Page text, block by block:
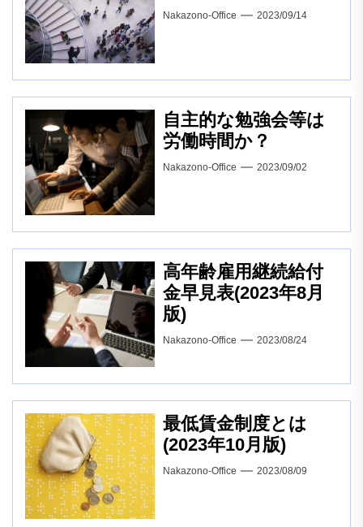
Nakazono-Office 2023/09/14
自主的な勉強会等は
労働時間か？
Nakazono-Office 2023/09/02
高年齢雇用継続給付
金早見表(2023年8月
版)
Nakazono-Office 2023/08/24
最低賃金制度とは
(2023年10月版)
Nakazono-Office 2023/08/09